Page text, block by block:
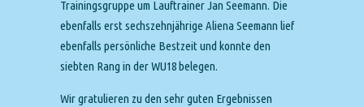
Trainingsgruppe um Lauftrainer Jan Seemann. Die
ebenfalls erst sechszehnjährige Aliena Seemann lief
ebenfalls persönliche Bestzeit und konnte den
siebten Rang in der WU18 belegen.
Wir gratulieren zu den sehr guten Ergebnissen